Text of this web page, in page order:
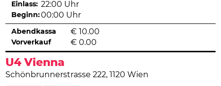
U4 Vienna
Schönbrunnerstrasse 222, 1120 Wien
Einlass: 22:00 Uhr
Beginn:00:00 Uhr
Abendkassa € 10.00
Vorverkauf € 0.00